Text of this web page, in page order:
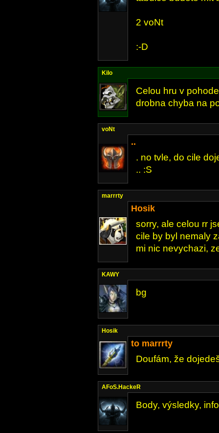
2 voNt
:-D
Kilo
Celou hru v
drobna chyba na
voNt
..
. no tvle, do cile
.. :S
marrrty
Hosik
sorry, ale celou rr
cile by byl nemaly
mi nic nevychazi,
KAWY
bg
Hosik
to marrrty
Doufám, že
AFoS.HackeR
Body, výsledky,